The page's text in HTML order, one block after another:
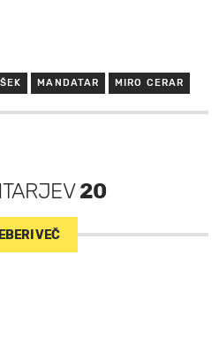
MANDATAR MIRO CERAR
20
VEČ